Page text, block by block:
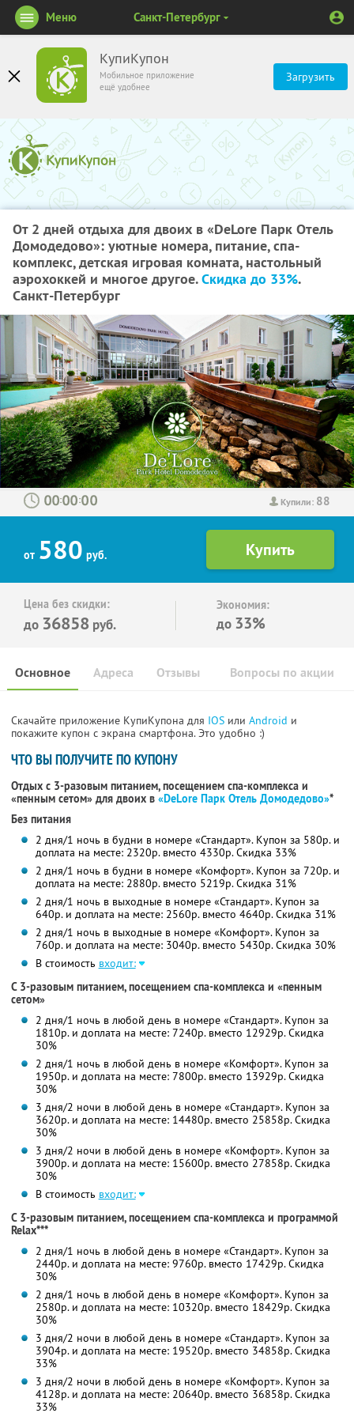
КупиКупон
Мобильное приложение
ещё удобнее
Загрузить
Меню Санкт-Петербург
От 2 дней отдыха для двоих в «DeLore Парк Отель
Домодедово»: уютные номера, питание, спа-
комплекс, детская игровая комната, настольный
аэрохоккей и многое другое.Скидка до 33%.
Санкт-Петербург
Купили: 88
: :
от 580 руб.
Цена без скидки:
до 36858 руб.
Экономия:
до 33%
Основное Отзывы Вопросы по акции
Адреса
Скачайте приложение КупиКупона для IOS или Android и
покажите купон с экрана смартфона. Это удобно :)
ЧТО ВЫ ПОЛУЧИТЕ ПО КУПОНУ
Отдых с 3-разовым питанием, посещением спа-комплекса и
«пенным сетом» для двоих в «DeLore Парк Отель Домодедово»*
Без питания
2 дня/1 ночь в будни в номере «Стандарт». Купон за 580р. и
доплата на месте: 2320р. вместо 4330р. Скидка 33%
2 дня/1 ночь в будни в номере «Комфорт». Купон за 720р. и
доплата на месте: 2880р. вместо 5219р. Скидка 31%
2 дня/1 ночь в выходные в номере «Стандарт». Купон за
640р. и доплата на месте: 2560р. вместо 4640р. Скидка 31%
2 дня/1 ночь в выходные в номере «Комфорт». Купон за
760р. и доплата на месте: 3040р. вместо 5430р. Скидка 30%
В стоимость входит:
С 3-разовым питанием, посещением спа-комплекса и «пенным
сетом»
2 дня/1 ночь в любой день в номере «Стандарт». Купон за
1810р. и доплата на месте: 7240р. вместо 12929р. Скидка
30%
2 дня/1 ночь в любой день в номере «Комфорт». Купон за
1950р. и доплата на месте: 7800р. вместо 13929р. Скидка
30%
3 дня/2 ночи в любой день в номере «Стандарт». Купон за
3620р. и доплата на месте: 14480р. вместо 25858р. Скидка
30%
3 дня/2 ночи в любой день в номере «Комфорт». Купон за
3900р. и доплата на месте: 15600р. вместо 27858р. Скидка
30%
В стоимость входит:
С 3-разовым питанием, посещением спа-комплекса и программой
Relax***
2 дня/1 ночь в любой день в номере «Стандарт». Купон за
2440р. и доплата на месте: 9760р. вместо 17429р. Скидка
30%
2 дня/1 ночь в любой день в номере «Комфорт». Купон за
2580р. и доплата на месте: 10320р. вместо 18429р. Скидка
30%
3 дня/2 ночи в любой день в номере «Стандарт». Купон за
3904р. и доплата на месте: 19520р. вместо 34858р. Скидка
33%
3 дня/2 ночи в любой день в номере «Комфорт». Купон за
4128р. и доплата на месте: 20640р. вместо 36858р. Скидка
33%